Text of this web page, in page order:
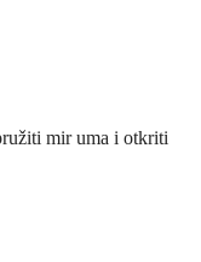
mir uma i otkriti